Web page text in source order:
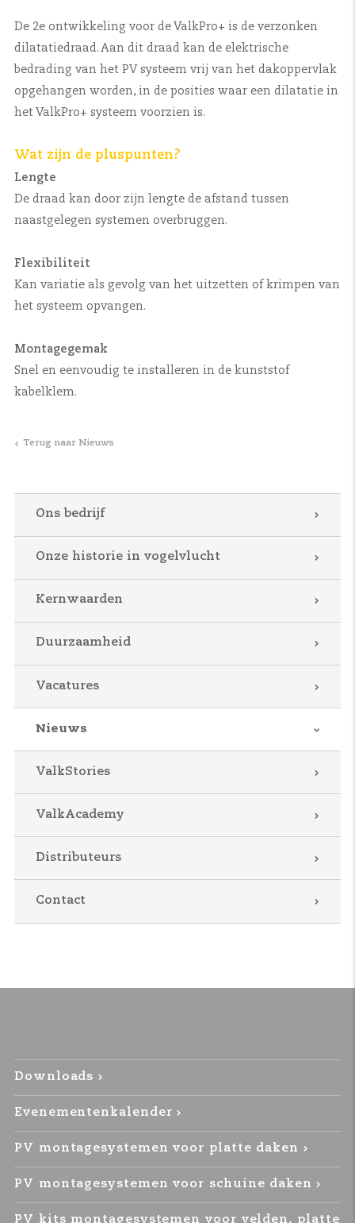
De 2e ontwikkeling voor de ValkPro+ is de verzonken
dilatatiedraad. Aan dit draad kan de elektrische
bedrading van het PV systeem vrij van het dakoppervlak
opgehangen worden, in de posities waar een dilatatie in
het ValkPro+ systeem voorzien is.
Wat zijn de pluspunten?
Lengte
De draad kan door zijn lengte de afstand tussen
naastgelegen systemen overbruggen.
Flexibiliteit
Kan variatie als gevolg van het uitzetten of krimpen van
het systeem opvangen.
Montagegemak
Snel en eenvoudig te installeren in de kunststof
kabelklem.
Terug naar Nieuws
Ons bedrijf
Onze historie in vogelvlucht
Kernwaarden
Duurzaamheid
Vacatures
Nieuws
ValkStories
ValkAcademy
Distributeurs
Contact
Downloads
Evenementenkalender
PV montagesystemen voor platte daken
PV montagesystemen voor schuine daken
PV kits montagesystemen voor velden, platte